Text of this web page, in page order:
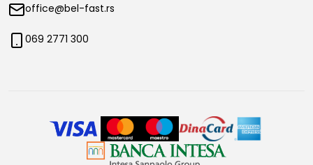
office@bel-fast.rs
069 2771 300